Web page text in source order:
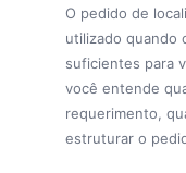
O pedido de
utilizado quando
suficientes para
você entende
requerimento,
estruturar o